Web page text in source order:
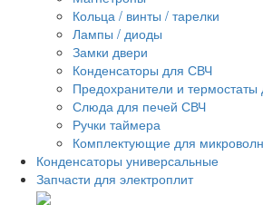
Кольца / винты / тарелки
Лампы / диоды
Замки двери
Конденсаторы для СВЧ
Предохранители и
Слюда для печей СВЧ
Ручки таймера
Комплектующие для
Конденсаторы универсальные
Запчасти для электроплит